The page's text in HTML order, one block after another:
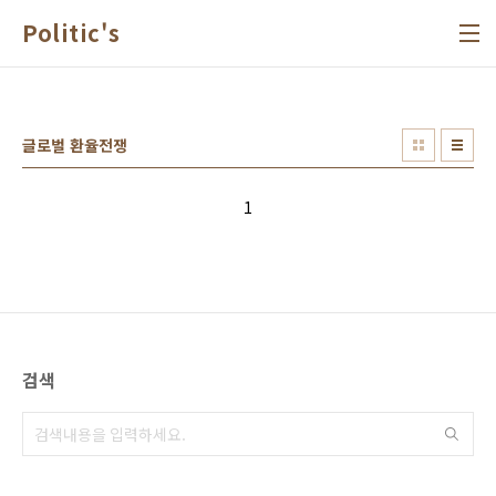
Politic's
글로벌 환율전쟁
1
검색